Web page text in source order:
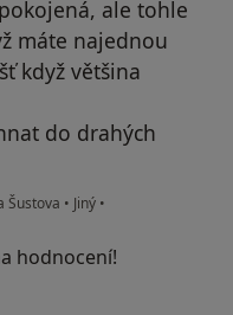
ale tohle
máte najednou
když většina
do drahých
Šustova • Jiný •
hodnocení!